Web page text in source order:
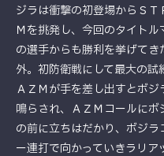
ジラは衝撃の初登場からＳ
Ｍを挑発し、今回のタイト
の選手からも勝利を挙げて
外。初防衛戦にして最大の試
ＡＺＭが手を差し出すとボ
鳴らされ、ＡＺＭコールに
の前に立ちはだかり、ボジ
ー連打で向かっていきラリ